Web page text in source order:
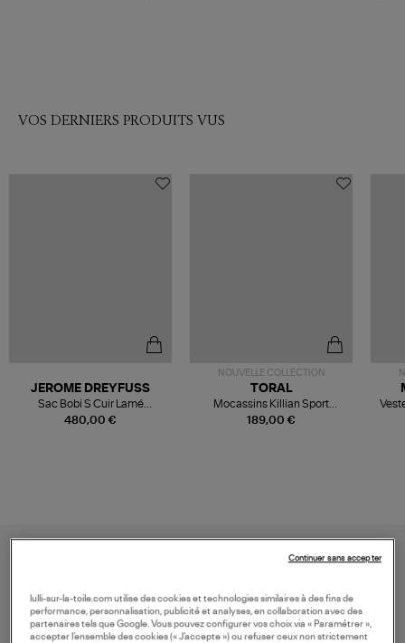
VOS DERNIERS PRODUITS VUS
480,00 €
JEROME DREYFUSS
Sac Bobi S Cuir Lamé
Champagne
NOUVELLE COLLECTION
189,00 €
TORAL
Mocassins Killian Sport
Mousse
lulli-sur-la-toile.com utilise des cookies et technologies similaires à des fins de
performance, personnalisation, publicité et analyses, en collaboration avec des
partenaires tels que Google. Vous pouvez configurer vos choix via « Paramétrer »,
accepter l’ensemble des cookies (« J’accepte ») ou refuser ceux non strictement
Continuer sans accepter